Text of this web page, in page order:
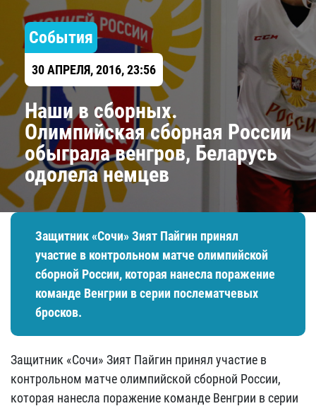
События
30 АПРЕЛЯ, 2016, 23:56
Наши в сборных.
Олимпийская сборная России
обыграла венгров, Беларусь
одолела немцев
Защитник «Сочи» Зият Пайгин принял
участие в контрольном матче олимпийской
сборной России, которая нанесла поражение
команде Венгрии в серии послематчевых
бросков.
Защитник «Сочи» Зият Пайгин принял участие в
контрольном матче олимпийской сборной России,
которая нанесла поражение команде Венгрии в серии